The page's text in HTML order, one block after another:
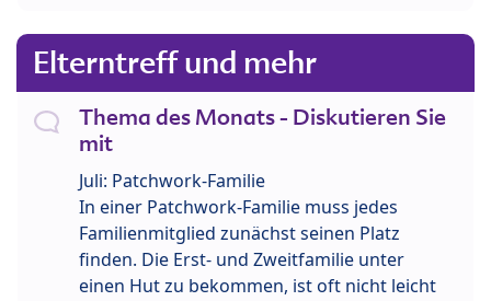
Elterntreff und mehr
Thema des Monats - Diskutieren Sie
mit
Juli: Patchwork-Familie
In einer Patchwork-Familie muss jedes
Familienmitglied zunächst seinen Platz
finden. Die Erst- und Zweitfamilie unter
einen Hut zu bekommen, ist oft nicht leicht